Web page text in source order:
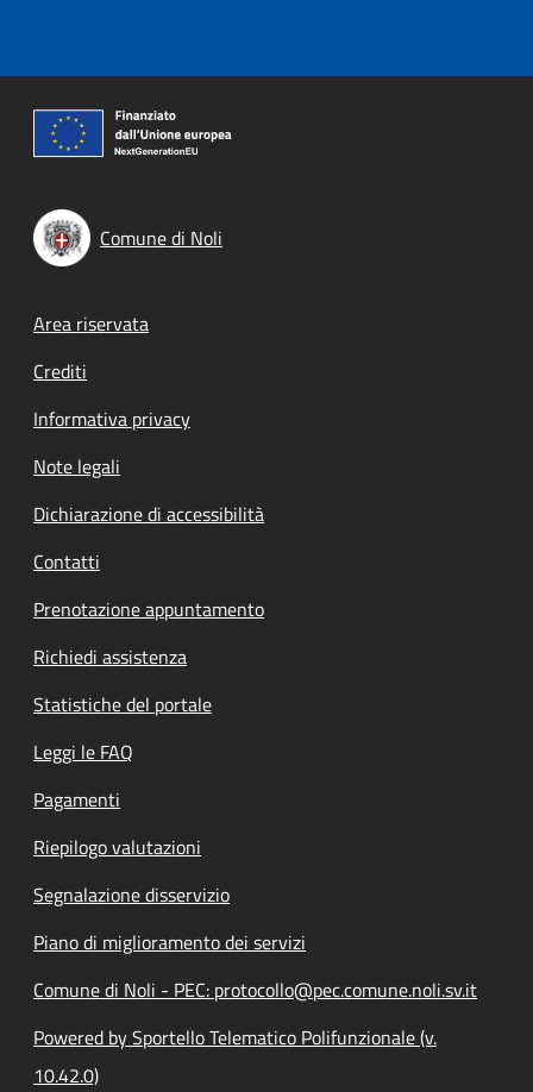
Comune di Noli
Footer menu
Area riservata
Crediti
Informativa privacy
Note legali
Dichiarazione di accessibilità
Contatti
Prenotazione appuntamento
Richiedi assistenza
Statistiche del portale
Leggi le FAQ
Pagamenti
Riepilogo valutazioni
Segnalazione disservizio
Piano di miglioramento dei servizi
Comune di Noli - PEC: protocollo@pec.comune.noli.sv.it
Powered by Sportello Telematico Polifunzionale (v.
10.42.0)